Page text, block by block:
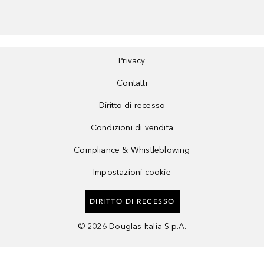
Privacy
Contatti
Diritto di recesso
Condizioni di vendita
Compliance & Whistleblowing
Impostazioni cookie
DIRITTO DI RECESSO
© 2026 Douglas Italia S.p.A.